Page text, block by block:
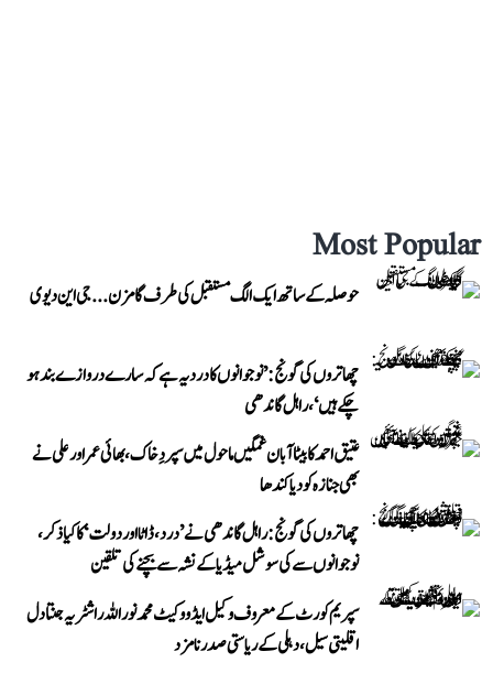
Most Popular
حوصلہ کے ساتھ ایک الگ مستقبل کی طرف گامزن... جی این دیوی
چھاتروں کی گونج: ’نوجوانوں کا درد یہ ہے کہ سارے دروازے بند ہو
چکے ہیں‘، راہل گاندھی
عتیق احمد کا بیٹا آبان غمگین ماحول میں سپردِ خاک، بھائی عمر اور علی نے
بھی جنازہ کو دیا کندھا
چھاتروں کی گونج: راہل گاندھی نے ’درد، ڈاٹا اور دولت‘ کا کیا ذکر،
نوجوانوں سے کی سوشل میڈیا کے نشہ سے بچنے کی تلقین
سپریم کورٹ کے معروف وکیل ایڈووکیٹ محمد نور اللہ راشٹریہ جنتا دل
اقلیتی سیل، دہلی کے ریاستی صدر نامزد